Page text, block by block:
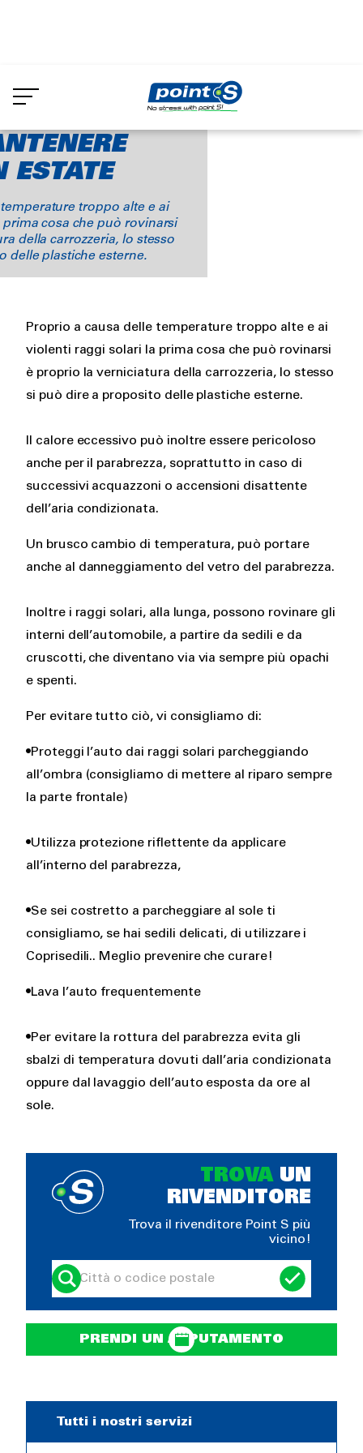
to
main
Come
ESTATE
troppo alte e ai
cosa che può rovinarsi
della carrozzeria, lo stesso
delle plastiche esterne.
Rich
Proprio a causa delle temperature troppo alte e ai
violenti raggi solari la prima cosa che può rovinarsi
è proprio la verniciatura della carrozzeria, lo stesso
si può dire a proposito delle plastiche esterne.
Il calore eccessivo può inoltre essere pericoloso
anche per il parabrezza, soprattutto in caso di
successivi acquazzoni o accensioni disattente
dell’aria condizionata.
Un brusco cambio di temperatura, può portare
anche al danneggiamento del vetro del parabrezza.
Inoltre i raggi solari, alla lunga, possono rovinare gli
interni dell’automobile, a partire da sedili e da
cruscotti, che diventano via via sempre più opachi
e spenti.
Per evitare tutto ciò, vi consigliamo di:
•Proteggi l’auto dai raggi solari parcheggiando
all’ombra (consigliamo di mettere al riparo sempre
la parte frontale)
•Utilizza protezione riflettente da applicare
all’interno del parabrezza,
•Se sei costretto a parcheggiare al sole ti
consigliamo, se hai sedili delicati, di utilizzare i
Coprisedili.. Meglio prevenire che curare!
•Lava l’auto frequentemente
•Per evitare la rottura del parabrezza evita gli
sbalzi di temperatura dovuti dall’aria condizionata
oppure dal lavaggio dell’auto esposta da ore al
sole.
TROVAUN
RIVENDITORE
Trova il rivenditore Point S più
vicino!
PRENDI UN APPUTAMENTO
Tutti i nostri servizi